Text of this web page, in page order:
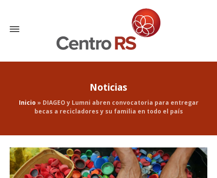
Noticias
Inicio » DIAGEO y Lumni abren convocatoria para entregar
becas a recicladores y su familia en todo el país